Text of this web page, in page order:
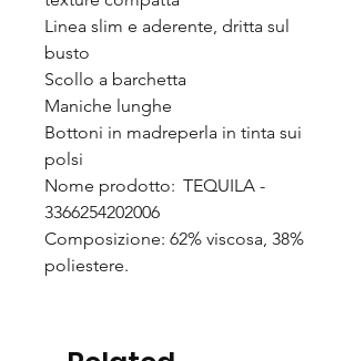
Linea slim e aderente, dritta sul
busto
Scollo a barchetta
Maniche lunghe
Bottoni in madreperla in tinta sui
polsi
Nome prodotto: TEQUILA -
3366254202006
Composizione: 62% viscosa, 38%
poliestere.